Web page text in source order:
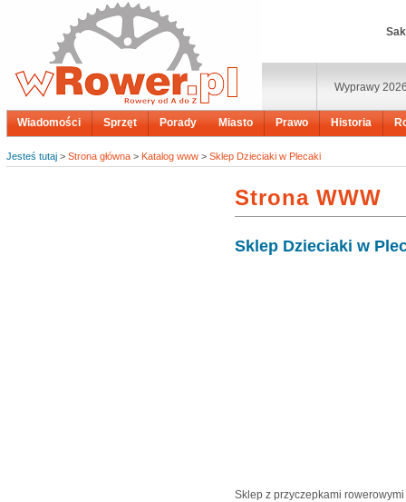
Wyprawy
Wiadomości Sprzęt Porady Miasto Prawo Historia
Jesteś tutaj > Strona główna > Katalog www > Sklep Dzieciaki w Plecaki
Strona WWW
Sklep Dzieciaki w
Sklep z przyczepkami